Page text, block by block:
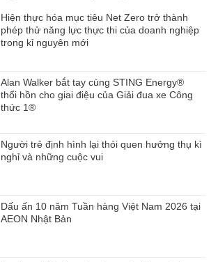
Hiện thực hóa mục tiêu Net Zero trở thành
phép thử năng lực thực thi của doanh nghiệp
trong kỉ nguyên mới
Alan Walker bắt tay cùng STING Energy®
thổi hồn cho giai điệu của Giải đua xe Công
thức 1®
Người trẻ định hình lại thói quen hưởng thụ kì
nghỉ và những cuộc vui
Dấu ấn 10 năm Tuần hàng Việt Nam 2026 tại
AEON Nhật Bản